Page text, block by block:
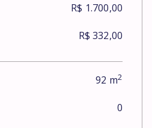
R$ 1.700,00
R$ 332,00
92 m2
0